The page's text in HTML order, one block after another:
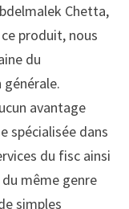
Chetta,
produit, nous
du
avantage
spécialisée dans
du fisc ainsi
même genre
simples